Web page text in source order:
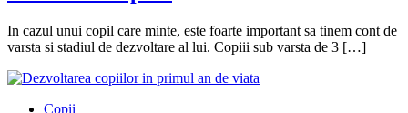
In cazul unui copil care minte, este foarte important sa tinem cont de
varsta si stadiul de dezvoltare al lui. Copiii sub varsta de 3 […]
Copii